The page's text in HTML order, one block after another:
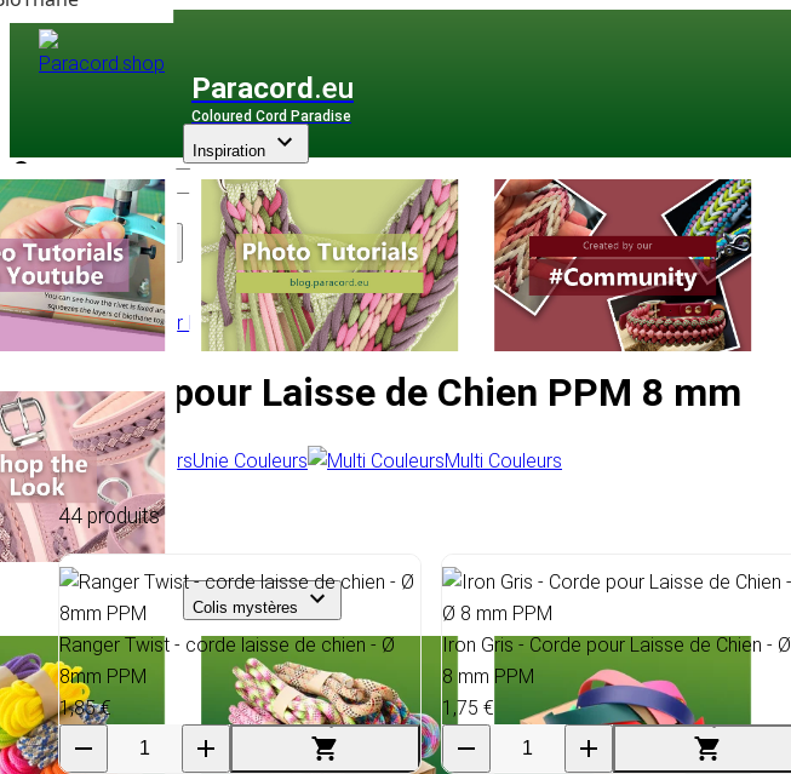
Paracord .eu
Coloured Cord Paradise
Assortiment
Inspiration
Colis mystères
Corde pour laisses de chien/PPM/8 mm
Corde pour Laisse de Chien PPM 8 mm
Unie Couleurs Multi Couleurs
44 produits
Ranger Twist - corde laisse de chien - Ø
8mm PPM
1,85 €
Iron Gris - Corde pour Laisse de Chien - Ø
8 mm PPM
1,75 €